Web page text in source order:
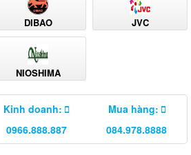
DIBAO JVC
NIOSHIMA
Kinh doanh:
0966.888.887
Mua hàng:
084.978.8888